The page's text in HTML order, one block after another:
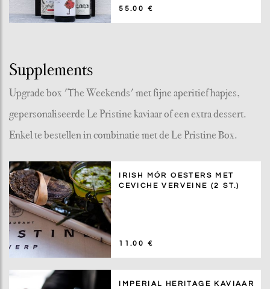
55.00 €
Supplements
Upgrade box 'The Weekends' met fijne aperitief hapjes,
gepersonaliseerde Le Pristine kaviaar of een extra dessert.
Enkel te bestellen in combinatie met de Le Pristine Box.
IRISH MÓR OESTERS MET
CEVICHE VERVEINE (2 ST.)
11.00 €
IMPERIAL HERITAGE KAVIAAR